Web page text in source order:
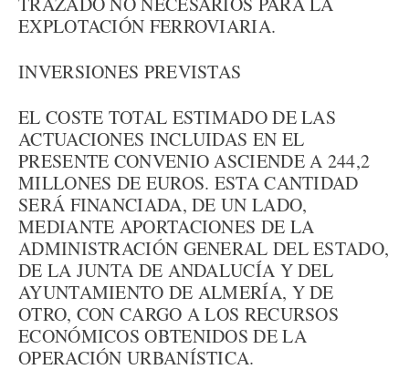
EXPLOTACIÓN FERROVIARIA.
INVERSIONES PREVISTAS
EL COSTE TOTAL ESTIMADO DE LAS
ACTUACIONES INCLUIDAS EN EL
PRESENTE CONVENIO ASCIENDE A 244,2
MILLONES DE EUROS. ESTA CANTIDAD
SERÁ FINANCIADA, DE UN LADO,
MEDIANTE APORTACIONES DE LA
ADMINISTRACIÓN GENERAL DEL ESTADO,
DE LA JUNTA DE ANDALUCÍA Y DEL
AYUNTAMIENTO DE ALMERÍA, Y DE
OTRO, CON CARGO A LOS RECURSOS
ECONÓMICOS OBTENIDOS DE LA
OPERACIÓN URBANÍSTICA.